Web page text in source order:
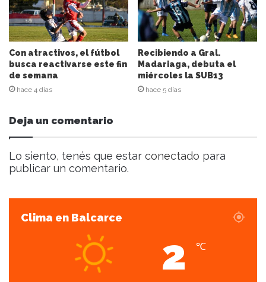
r
e
o
e
l
e
c
ó
n
i
c
Con atractivos, el fútbol
busca reactivarse este fin
de semana
hace 4 días
Recibiendo a Gral.
Madariaga, debuta el
miércoles la SUB13
hace 5 días
Deja un comentario
Lo siento, tenés que estar conectado para
publicar un comentario.
Clima en Balcarce
2 ℃